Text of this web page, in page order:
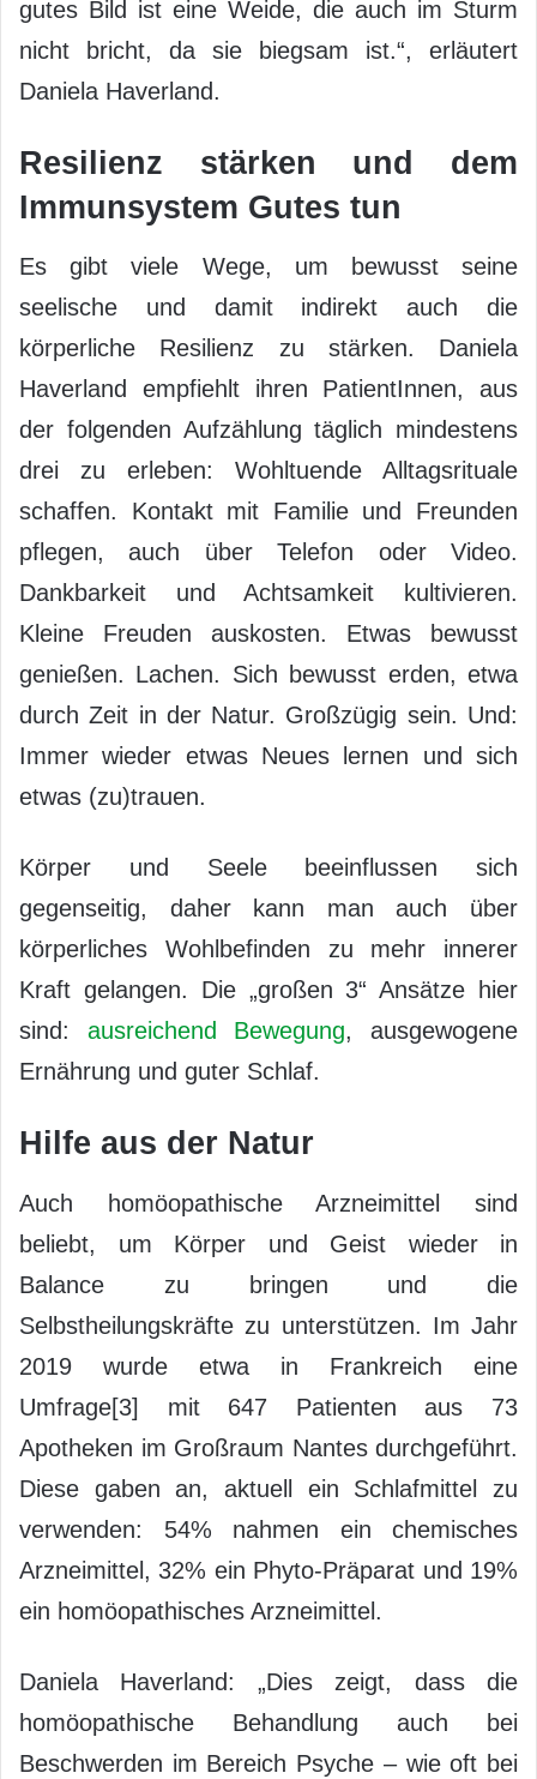
gutes Bild ist eine Weide, die auch im Sturm
nicht bricht, da sie biegsam ist.“, erläutert
Daniela Haverland.
Resilienz stärken und dem
Immunsystem Gutes tun
Es gibt viele Wege, um bewusst seine
seelische und damit indirekt auch die
körperliche Resilienz zu stärken. Daniela
Haverland empfiehlt ihren PatientInnen, aus
der folgenden Aufzählung täglich mindestens
drei zu erleben: Wohltuende Alltagsrituale
schaffen. Kontakt mit Familie und Freunden
pflegen, auch über Telefon oder Video.
Dankbarkeit und Achtsamkeit kultivieren.
Kleine Freuden auskosten. Etwas bewusst
genießen. Lachen. Sich bewusst erden, etwa
durch Zeit in der Natur. Großzügig sein. Und:
Immer wieder etwas Neues lernen und sich
etwas (zu)trauen.
Körper und Seele beeinflussen sich
gegenseitig, daher kann man auch über
körperliches Wohlbefinden zu mehr innerer
Kraft gelangen. Die „großen 3“ Ansätze hier
sind: ausreichend Bewegung, ausgewogene
Ernährung und guter Schlaf.
Hilfe aus der Natur
Auch homöopathische Arzneimittel sind
beliebt, um Körper und Geist wieder in
Balance zu bringen und die
Selbstheilungskräfte zu unterstützen. Im Jahr
2019 wurde etwa in Frankreich eine
Umfrage[3] mit 647 Patienten aus 73
Apotheken im Großraum Nantes durchgeführt.
Diese gaben an, aktuell ein Schlafmittel zu
verwenden: 54% nahmen ein chemisches
Arzneimittel, 32% ein Phyto-Präparat und 19%
ein homöopathisches Arzneimittel.
Daniela Haverland: „Dies zeigt, dass die
homöopathische Behandlung auch bei
Beschwerden im Bereich Psyche – wie oft bei